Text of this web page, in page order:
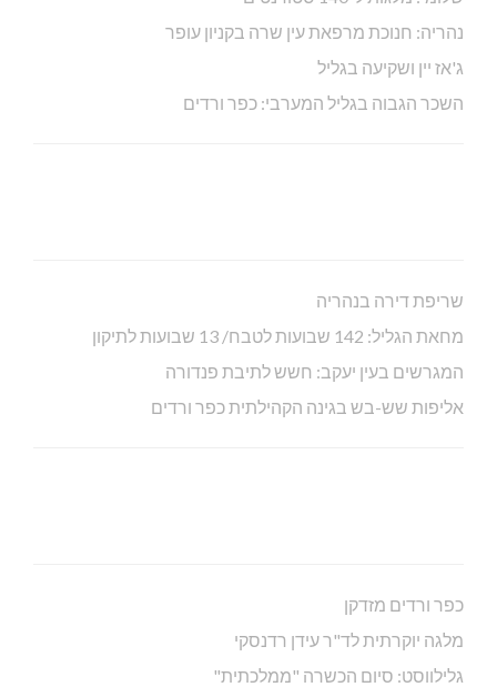
נהריה: חנוכת מרפאת עין שרה בקניון עופר
ג'אז יין ושקיעה בגליל
השכר הגבוה בגליל המערבי: כפר ורדים
שריפת דירה בנהריה
מחאת הגליל: 142 שבועות לטבח/ 13 שבועות לתיקון
המגרשים בעין יעקב: חשש לתיבת פנדורה
אליפות שש-בש בגינה הקהילתית כפר ורדים
כפר ורדים מזדקן
מלגה יוקרתית לד"ר עידן רדנסקי
גלילווסט: סיום הכשרה "ממלכתית"